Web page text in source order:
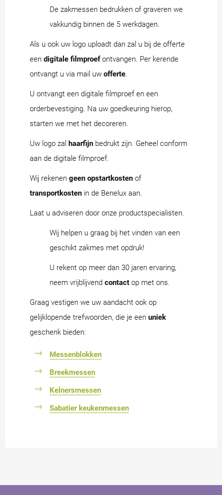
De zakmessen bedrukken of graveren we
vakkundig binnen de 5 werkdagen.
Als u ook uw logo uploadt dan zal u bij de offerte
een digitale filmproefontvangen. Per kerende
ontvangt u via mail uw offerte.
U ontvangt een digitale filmproef en een
orderbevestiging. Na uw goedkeuring hierop,
starten we met het decoreren.
Uw logo zal haarfijn bedrukt zijn. Geheel conform
aan de digitale filmproef.
Wij rekenen geen opstartkosten of
transportkosten in de Benelux aan.
Laat u adviseren door onze productspecialisten.
Wij helpen u graag bij het vinden van een
geschikt zakmes met opdruk!
U rekent op meer dan 30 jaren ervaring,
neem vrijblijvend contact op met ons.
Graag vestigen we uw aandacht ook op
gelijklopende trefwoorden, die je een uniek
geschenk bieden:
Messenblokken
Breekmessen
Kelnersmessen
Sabatier keukenmessen